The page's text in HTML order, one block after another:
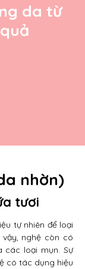
da từ
nhờn)
tươi
tự nhiên để loại
nghệ còn có
các loại mụn. Sự
có tác dụng hiệu